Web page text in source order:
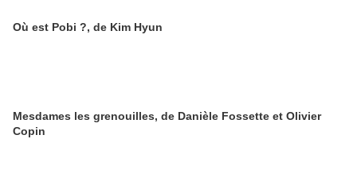
Où est Pobi ?, de Kim Hyun
Mesdames les grenouilles, de Danièle Fossette et Olivier
Copin